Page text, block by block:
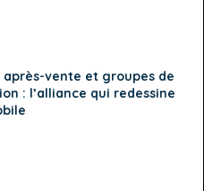
après-vente et groupes de
: l’alliance qui redessine